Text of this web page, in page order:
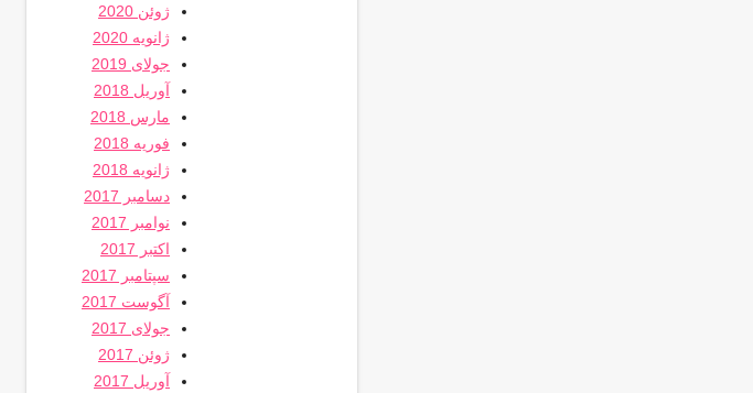
ژوئن 2020
ژانویه 2020
جولای 2019
آوریل 2018
مارس 2018
فوریه 2018
ژانویه 2018
دسامبر 2017
نوامبر 2017
اکتبر 2017
سپتامبر 2017
آگوست 2017
جولای 2017
ژوئن 2017
آوریل 2017